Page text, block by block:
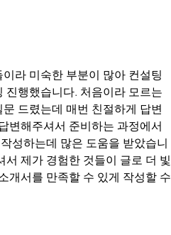
라 미숙한 부분이 많아 컨설팅
진행했습니다. 처음이라 모르는
드렸는데 매번 친절하게 답변
변해주셔서 준비하는 과정에서
성하는데 많은 도움을 받았습니
제가 경험한 것들이 글로 더 빛
개서를 만족할 수 있게 작성할 수